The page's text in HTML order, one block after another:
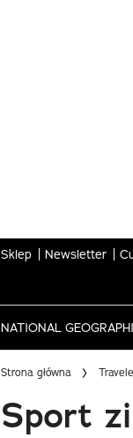
Sklep Newsletter
NATIONAL
Strona główna
Sport